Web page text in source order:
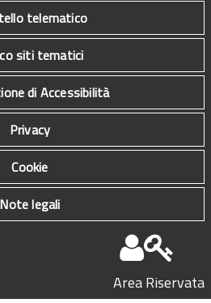
telematico
siti tematici
di Accessibilità
Privacy
Cookie
Note legali
Area Riservata